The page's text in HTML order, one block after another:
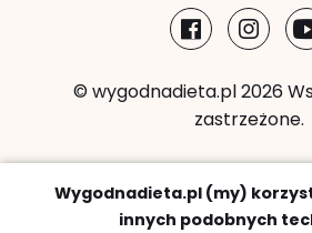
© wygodnadieta.pl 2026
zastrzeżone.
Metody
Wygodnadieta.pl (my)
innych podobnych